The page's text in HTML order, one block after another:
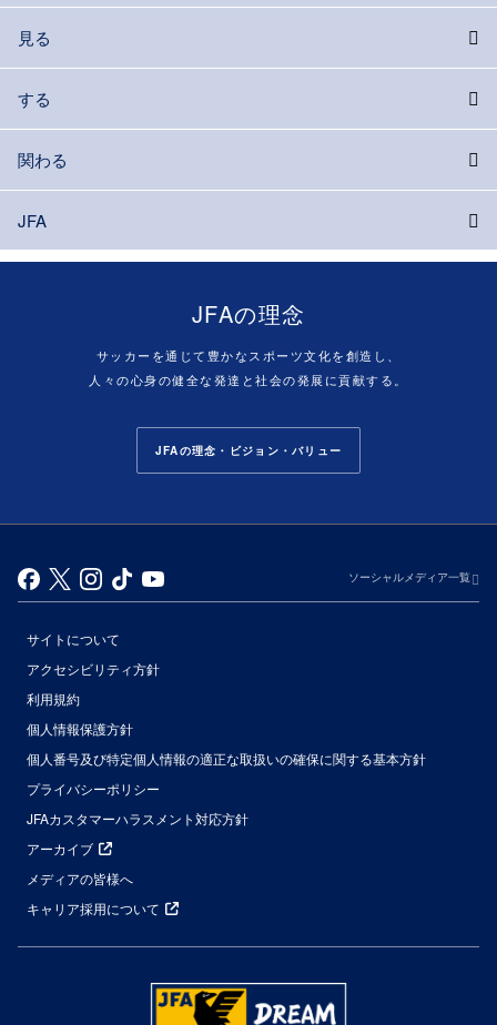
見る
する
関わる
JFA
JFAの理念
サッカーを通じて豊かなスポーツ文化を創造し、
人々の心身の健全な発達と社会の発展に貢献する。
JFAの理念・ビジョン・バリュー
ソーシャルメディア一覧
サイトについて
アクセシビリティ方針
利用規約
個人情報保護方針
個人番号及び特定個人情報の適正な取扱いの確保に関する基本方針
プライバシーポリシー
JFAカスタマーハラスメント対応方針
アーカイブ
メディアの皆様へ
キャリア採用について